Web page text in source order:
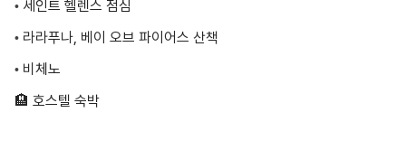
• 비체노
🏨호스텔 숙박
5일차.